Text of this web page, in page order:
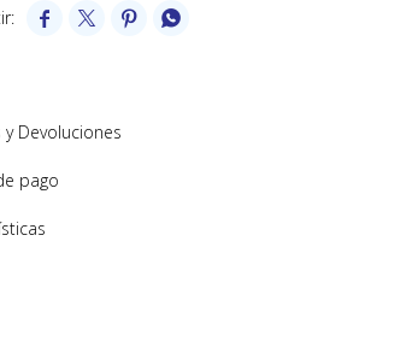
   
Devoluciones
pago